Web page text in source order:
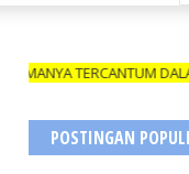
DALAM
POSTINGAN